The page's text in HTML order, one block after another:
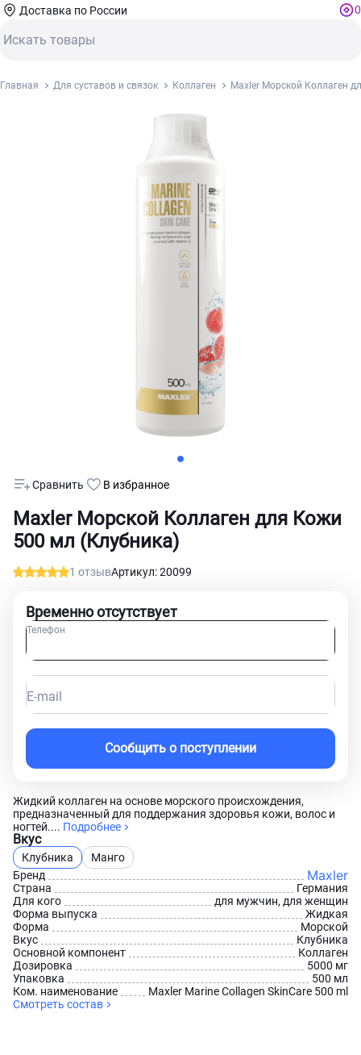
Доставка по России 0
Главная Для суставов и связок Коллаген Maxler Морской Коллаген
Maxler Морской Коллаген для Кожи
500 мл (Клубника)
1 отзывАртикул: 20099
Сравнить В избранное
Жидкий коллаген на основе морского происхождения,
предназначенный для поддержания здоровья кожи, волос и
ногтей.... Подробнее
Вкус
Клубника
Манго
Бренд
Maxler
Страна
Германия
Для кого
для мужчин, для женщин
Форма выпуска
Жидкая
Форма
Морской
Вкус
Клубника
Основной компонент
Коллаген
Дозировка
5000 мг
Упаковка
500 мл
Ком. наименование
Maxler Marine Collagen SkinCare 500 ml
Смотреть состав
Временно отсутствует
Телефон
E-mail
Сообщить о поступлении